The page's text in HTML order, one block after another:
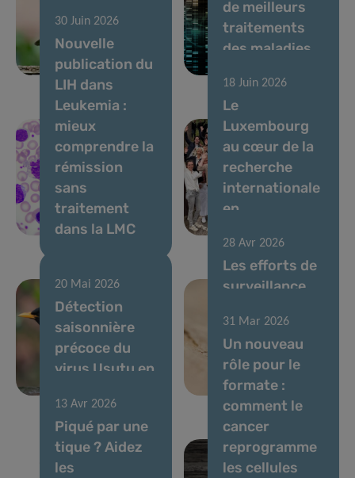
Circulation du
virus Usutu,
juillet 2026
de meilleurs
traitements
des maladies
30 Juin 2026
Nouvelle
publication du
LIH dans
Leukemia :
mieux
comprendre la
rémission
sans
traitement
dans la LMC
18 Juin 2026
Le
Luxembourg
au cœur de la
recherche
internationale
en
20 Mai 2026
Détection
saisonnière
précoce du
virus Usutu en
28 Avr 2026
Les efforts de
surveillance
occidental
encore
renforcés en
2025
13 Avr 2026
Piqué par une
tique ? Aidez
les
31 Mar 2026
Un nouveau
rôle pour le
formate :
comment le
cancer
reprogramme
les cellules